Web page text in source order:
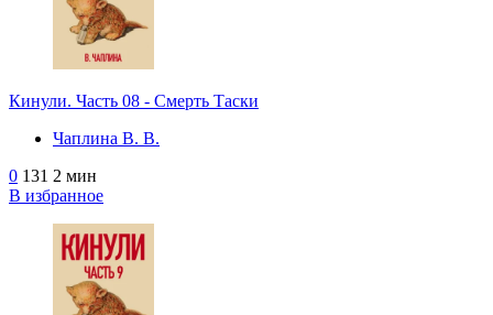
Кинули. Часть 08 - Смерть Таски
Чаплина В. В.
0 131 2 мин
В избранное